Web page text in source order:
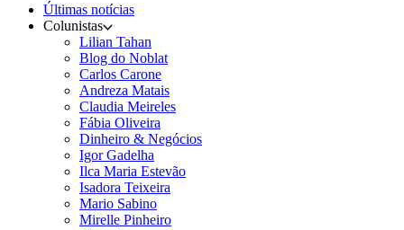
Últimas notícias
Colunistas
Lilian Tahan
Blog do Noblat
Carlos Carone
Andreza Matais
Claudia Meireles
Fábia Oliveira
Dinheiro & Negócios
Igor Gadelha
Ilca Maria Estevão
Isadora Teixeira
Mario Sabino
Mirelle Pinheiro